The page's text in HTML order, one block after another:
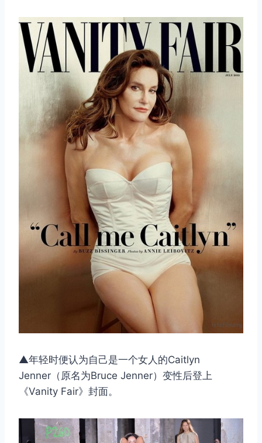
▲年轻时便认为自己是一个女人的Caitlyn
Jenner（原名为Bruce Jenner）变性后登上
《Vanity Fair》封面。